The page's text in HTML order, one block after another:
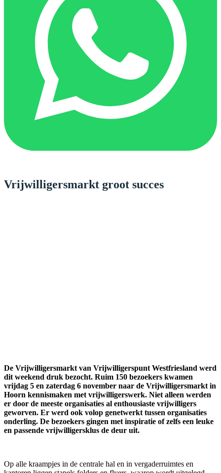
Vrijwilligersmarkt groot succes
De Vrijwilligersmarkt van Vrijwilligerspunt Westfriesland werd
dit weekend druk bezocht. Ruim 150 bezoekers kwamen
vrijdag 5 en zaterdag 6 november naar de Vrijwilligersmarkt in
Hoorn kennismaken met vrijwilligerswerk. Niet alleen werden
er door de meeste organisaties al enthousiaste vrijwilligers
geworven. Er werd ook volop genetwerkt tussen organisaties
onderling. De bezoekers gingen met inspiratie of zelfs een leuke
en passende vrijwilligersklus de deur uit.
Op alle kraampjes in de centrale hal en in vergaderruimtes en